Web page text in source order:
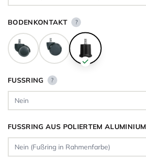
BODENKONTAKT ?
FUSSRING ?
FUSSRING AUS POLIERTEM ALUMINIUM